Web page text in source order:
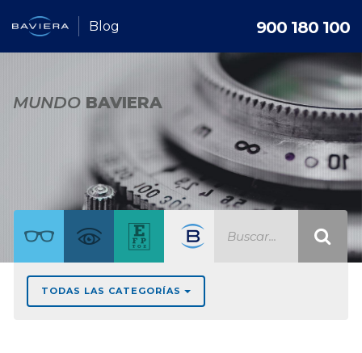
Blog 900 180 100
MUNDO BAVIERA
TODAS LAS CATEGORÍAS